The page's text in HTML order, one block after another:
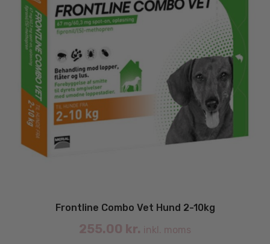
Frontline Combo Vet Hund 2-10kg
255.00 kr. inkl. moms